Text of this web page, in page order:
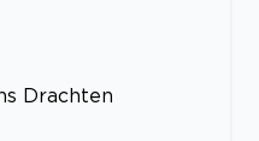
Drachten